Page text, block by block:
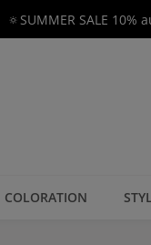
🔅SUMMER SALE 10%
COLORATION